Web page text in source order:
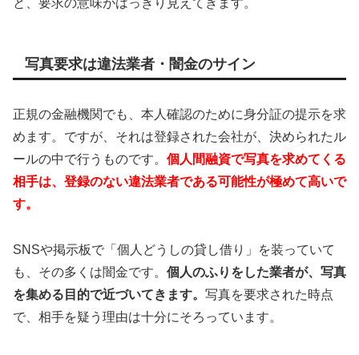
と、要求の意味がはっきり見えてきます。
写真要求は違法業者・闇金のサイン
正規の金融機関でも、本人確認のために身分証の提示を求
めます。ですが、それは登録された会社が、決められたル
ールの中で行うものです。 個人間融資で写真を求めてくる
相手は、登録のない違法業者である可能性が極めて高いで
す。
SNSや掲示板で「個人どうしの貸し借り」を装っていて
も、その多くは闇金です。 個人のふりをした業者が、写真
を集める目的で近づいてきます。 写真を要求された時点
で、相手を疑う理由は十分にそろっています。